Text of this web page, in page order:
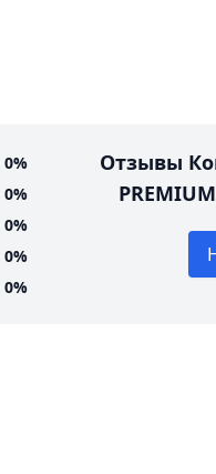
0%
0%
0%
0%
0%
Отзывы